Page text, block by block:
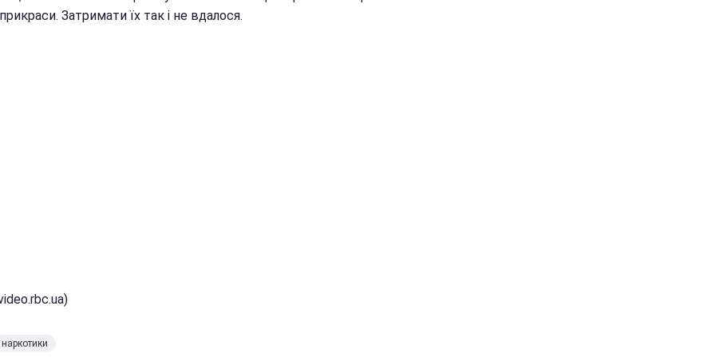
прикраси. Затримати їх так і не вдалося.
наркотики